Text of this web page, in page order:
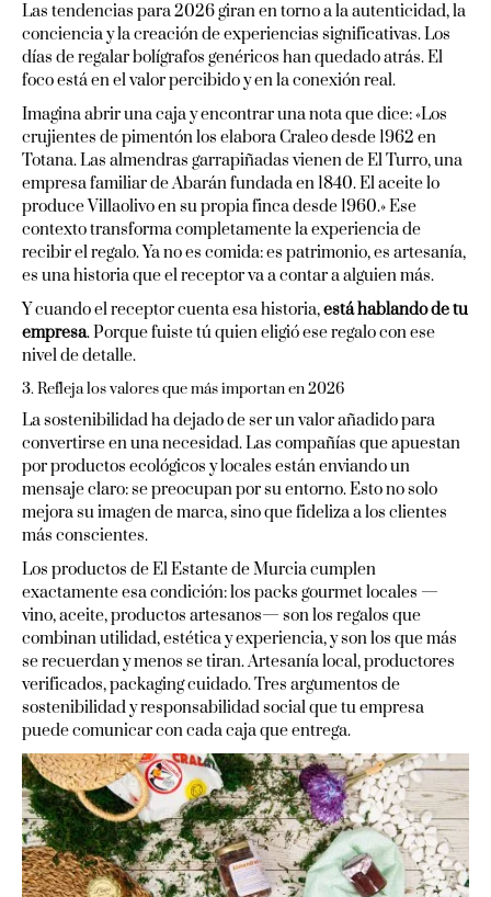
Las tendencias para 2026 giran en torno a la autenticidad, la
conciencia y la creación de experiencias significativas. Los
días de regalar bolígrafos genéricos han quedado atrás. El
foco está en el valor percibido y en la conexión real.
Imagina abrir una caja y encontrar una nota que dice: «Los
crujientes de pimentón los elabora Craleo desde 1962 en
Totana. Las almendras garrapiñadas vienen de El Turro, una
empresa familiar de Abarán fundada en 1840. El aceite lo
produce Villaolivo en su propia finca desde 1960.» Ese
contexto transforma completamente la experiencia de
recibir el regalo. Ya no es comida: es patrimonio, es artesanía,
es una historia que el receptor va a contar a alguien más.
Y cuando el receptor cuenta esa historia,está hablando de tu
empresa. Porque fuiste tú quien eligió ese regalo con ese
nivel de detalle.
3. Refleja los valores que más importan en 2026
La sostenibilidad ha dejado de ser un valor añadido para
convertirse en una necesidad. Las compañías que apuestan
por productos ecológicos y locales están enviando un
mensaje claro: se preocupan por su entorno. Esto no solo
mejora su imagen de marca, sino que fideliza a los clientes
más conscientes.
Los productos de El Estante de Murcia cumplen
exactamente esa condición: los packs gourmet locales —
vino, aceite, productos artesanos— son los regalos que
combinan utilidad, estética y experiencia, y son los que más
se recuerdan y menos se tiran. Artesanía local, productores
verificados, packaging cuidado. Tres argumentos de
sostenibilidad y responsabilidad social que tu empresa
puede comunicar con cada caja que entrega.